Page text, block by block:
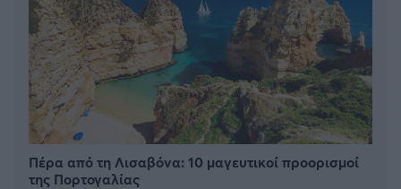
Πέρα από τη Λισαβόνα: 10 μαγευτικοί προορισμοί
της Πορτογαλίας